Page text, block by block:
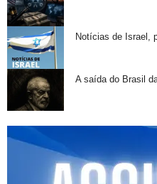
Notícias de Israel,
A saída do Brasil